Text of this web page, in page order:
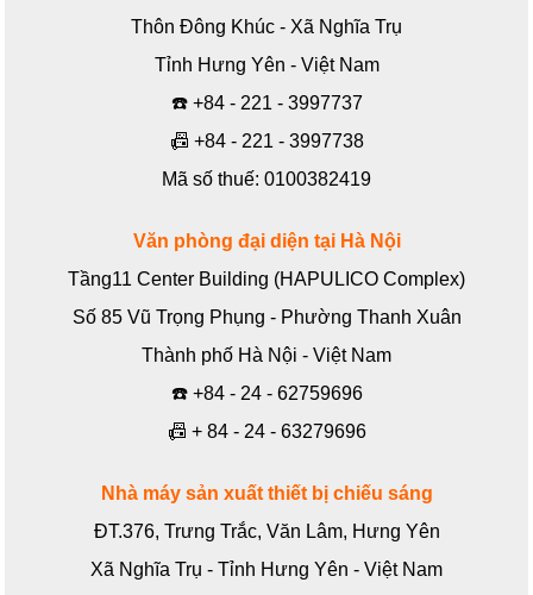
Thôn Đông Khúc - Xã Nghĩa Trụ
Tỉnh Hưng Yên - Việt Nam
☎️ +84 - 221 - 3997737
📠 +84 - 221 - 3997738
Mã số thuế: 0100382419
Văn phòng đại diện tại Hà Nội
Tầng11 Center Building (HAPULICO Complex)
Số 85 Vũ Trọng Phụng - Phường Thanh Xuân
Thành phố Hà Nội - Việt Nam
☎️ +84 - 24 - 62759696
📠 + 84 - 24 - 63279696
Nhà máy sản xuất thiết bị chiếu sáng
ĐT.376, Trưng Trắc, Văn Lâm, Hưng Yên
Xã Nghĩa Trụ - Tỉnh Hưng Yên - Việt Nam